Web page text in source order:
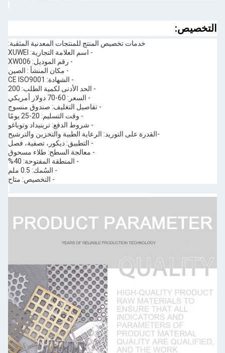
التخصيص:
خدمات تخصيص المنتج للمنتجات المعدنية المثقبة:
- اسم العلامة التجارية: XUWEI
- رقم الموديل: XW006
- مكان المنشأ : الصين
- الشهادة: CE ISO9001
- الحد الأدنى لكمية الطلب: 200
- السعر: 60-70 دولار أمريكي
- تفاصيل التغليف: صندوق منسوج
- وقت التسليم: 20-25 يومًا
- شروط الدفع: ترينيداد وتوباغو
-القدرة على التوريد: الرعاية الطبية والتخزين والترشيح
- التطبيق: ديكور، تصفية، فصل
- معالجة السطح: طلاء مسحوق
- المنطقة المفتوحة: 40%
- السُمك: 0.5 ملم
- التخصيص: متاح